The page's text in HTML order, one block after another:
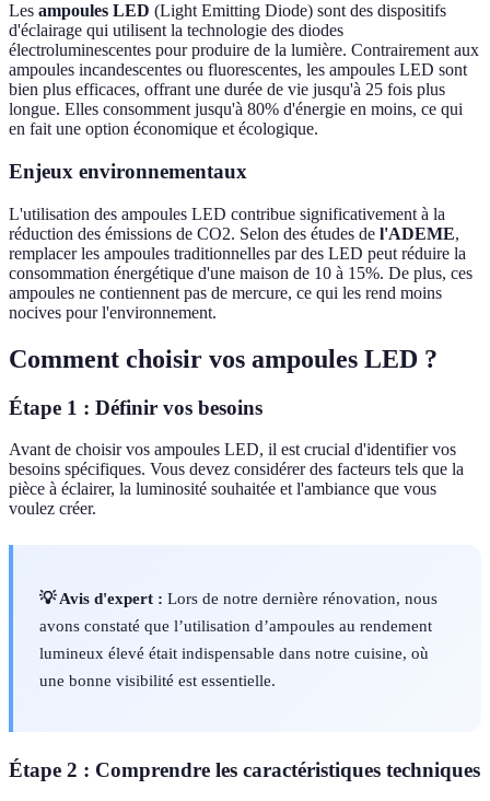
Les ampoules LED (Light Emitting Diode) sont des dispositifs
d'éclairage qui utilisent la technologie des diodes
électroluminescentes pour produire de la lumière. Contrairement aux
ampoules incandescentes ou fluorescentes, les ampoules LED sont
bien plus efficaces, offrant une durée de vie jusqu'à 25 fois plus
longue. Elles consomment jusqu'à 80% d'énergie en moins, ce qui
en fait une option économique et écologique.
Enjeux environnementaux
L'utilisation des ampoules LED contribue significativement à la
réduction des émissions de CO2. Selon des études de l'ADEME,
remplacer les ampoules traditionnelles par des LED peut réduire la
consommation énergétique d'une maison de 10 à 15%. De plus, ces
ampoules ne contiennent pas de mercure, ce qui les rend moins
nocives pour l'environnement.
Comment choisir vos ampoules LED ?
Étape 1 : Définir vos besoins
Avant de choisir vos ampoules LED, il est crucial d'identifier vos
besoins spécifiques. Vous devez considérer des facteurs tels que la
pièce à éclairer, la luminosité souhaitée et l'ambiance que vous
voulez créer.
💡 Avis d'expert : Lors de notre dernière rénovation, nous
avons constaté que l’utilisation d’ampoules au rendement
lumineux élevé était indispensable dans notre cuisine, où
une bonne visibilité est essentielle.
Étape 2 : Comprendre les caractéristiques techniques